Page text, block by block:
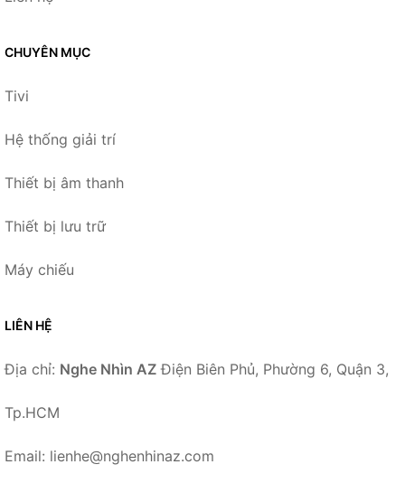
CHUYÊN MỤC
Tivi
Hệ thống giải trí
Thiết bị âm thanh
Thiết bị lưu trữ
Máy chiếu
LIÊN HỆ
Địa chỉ: Nghe Nhìn AZ Điện Biên Phủ, Phường 6, Quận 3,
Tp.HCM
Email: lienhe@nghenhinaz.com